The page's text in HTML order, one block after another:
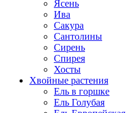
Ясень
Ива
Сакура
Сантолины
Сирень
Спирея
Хосты
Хвойные растения
Ель в горшке
Ель Голубая